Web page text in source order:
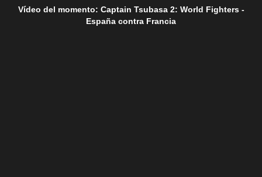
Vídeo del momento: Captain Tsubasa 2: World Fighters -
España contra Francia